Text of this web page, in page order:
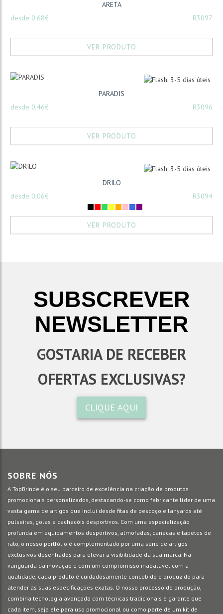
ARETA
desde 0,68€
R3097
VER PRODUTO
PARADIS
desde 0,46€
R3096
VER PRODUTO
DRILO
desde 0,06€
R3094
VER PRODUTO
SUBSCREVER
NEWSLETTER
GOSTARIA DE RECEBER
OFERTAS EXCLUSIVAS?
CLIQUE AQUI
SOBRE NÓS
A TopBrinde é o seu parceiro de excelência na criação de produtos
promocionais personalizados, destacando-se como fabricante líder de uma
vasta gama de artigos que inclui desde fitas de pescoço e lanyards até
pulseiras, golas e cachecóis desportivos. Com uma especialização
profunda em equipamentos desportivos, almofadas, canecas e tapetes de
rato, o nosso portfólio é complementado por uma série de artigos
exclusivos desenhados para elevar a visibilidade da sua marca. Na
vanguarda da inovação e com um compromisso inabalável com a
qualidade, cada produto é cuidadosamente concebido e produzido para
atender às suas especificações exatas. O nosso processo de produção,
combina tecnologia avançada com técnicas tradicionais e garante que
cada item, seja ele para uso promocional ou como parte de um kit de